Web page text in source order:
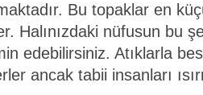
Bu topaklar en
Halınızdaki nüfusun bu
edebilirsiniz. Atıklarla
ancak tabii insanları